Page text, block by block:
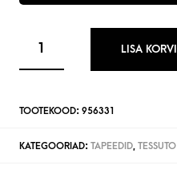
LISA KORVI
TOOTEKOOD: 956331
KATEGOORIAD: TAPEEDID, TESSUTO